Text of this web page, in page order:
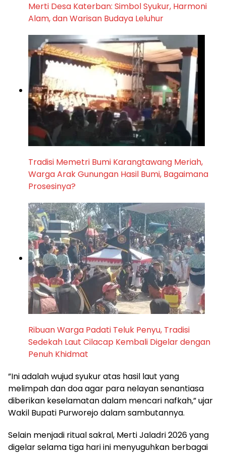
Merti Desa Katerban: Simbol Syukur, Harmoni
Alam, dan Warisan Budaya Leluhur
Tradisi Memetri Bumi Karangtawang Meriah,
Warga Arak Gunungan Hasil Bumi, Bagaimana
Prosesinya?
Ribuan Warga Padati Teluk Penyu, Tradisi
Sedekah Laut Cilacap Kembali Digelar dengan
Penuh Khidmat
​”Ini adalah wujud syukur atas hasil laut yang
melimpah dan doa agar para nelayan senantiasa
diberikan keselamatan dalam mencari nafkah,” ujar
Wakil Bupati Purworejo dalam sambutannya.
​Selain menjadi ritual sakral, Merti Jaladri 2026 yang
digelar selama tiga hari ini menyuguhkan berbagai